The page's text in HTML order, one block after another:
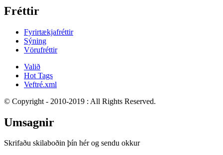
Fréttir
Fyrirtækjafréttir
Sýning
Vörufréttir
Valið
Hot Tags
Veftré.xml
© Copyright - 2010-2019 : All Rights Reserved.
Umsagnir
Skrifaðu skilaboðin þín hér og sendu okkur